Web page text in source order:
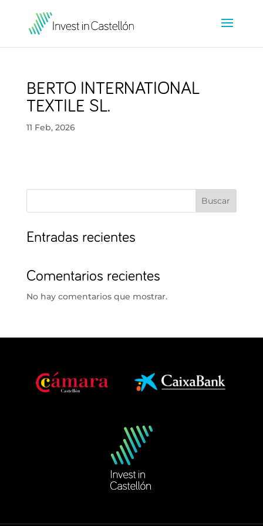
BERTO INTERNATIONAL
TEXTILE SL.
11 Feb, 2026
Buscar
Entradas recientes
Comentarios recientes
No hay comentarios que mostrar.